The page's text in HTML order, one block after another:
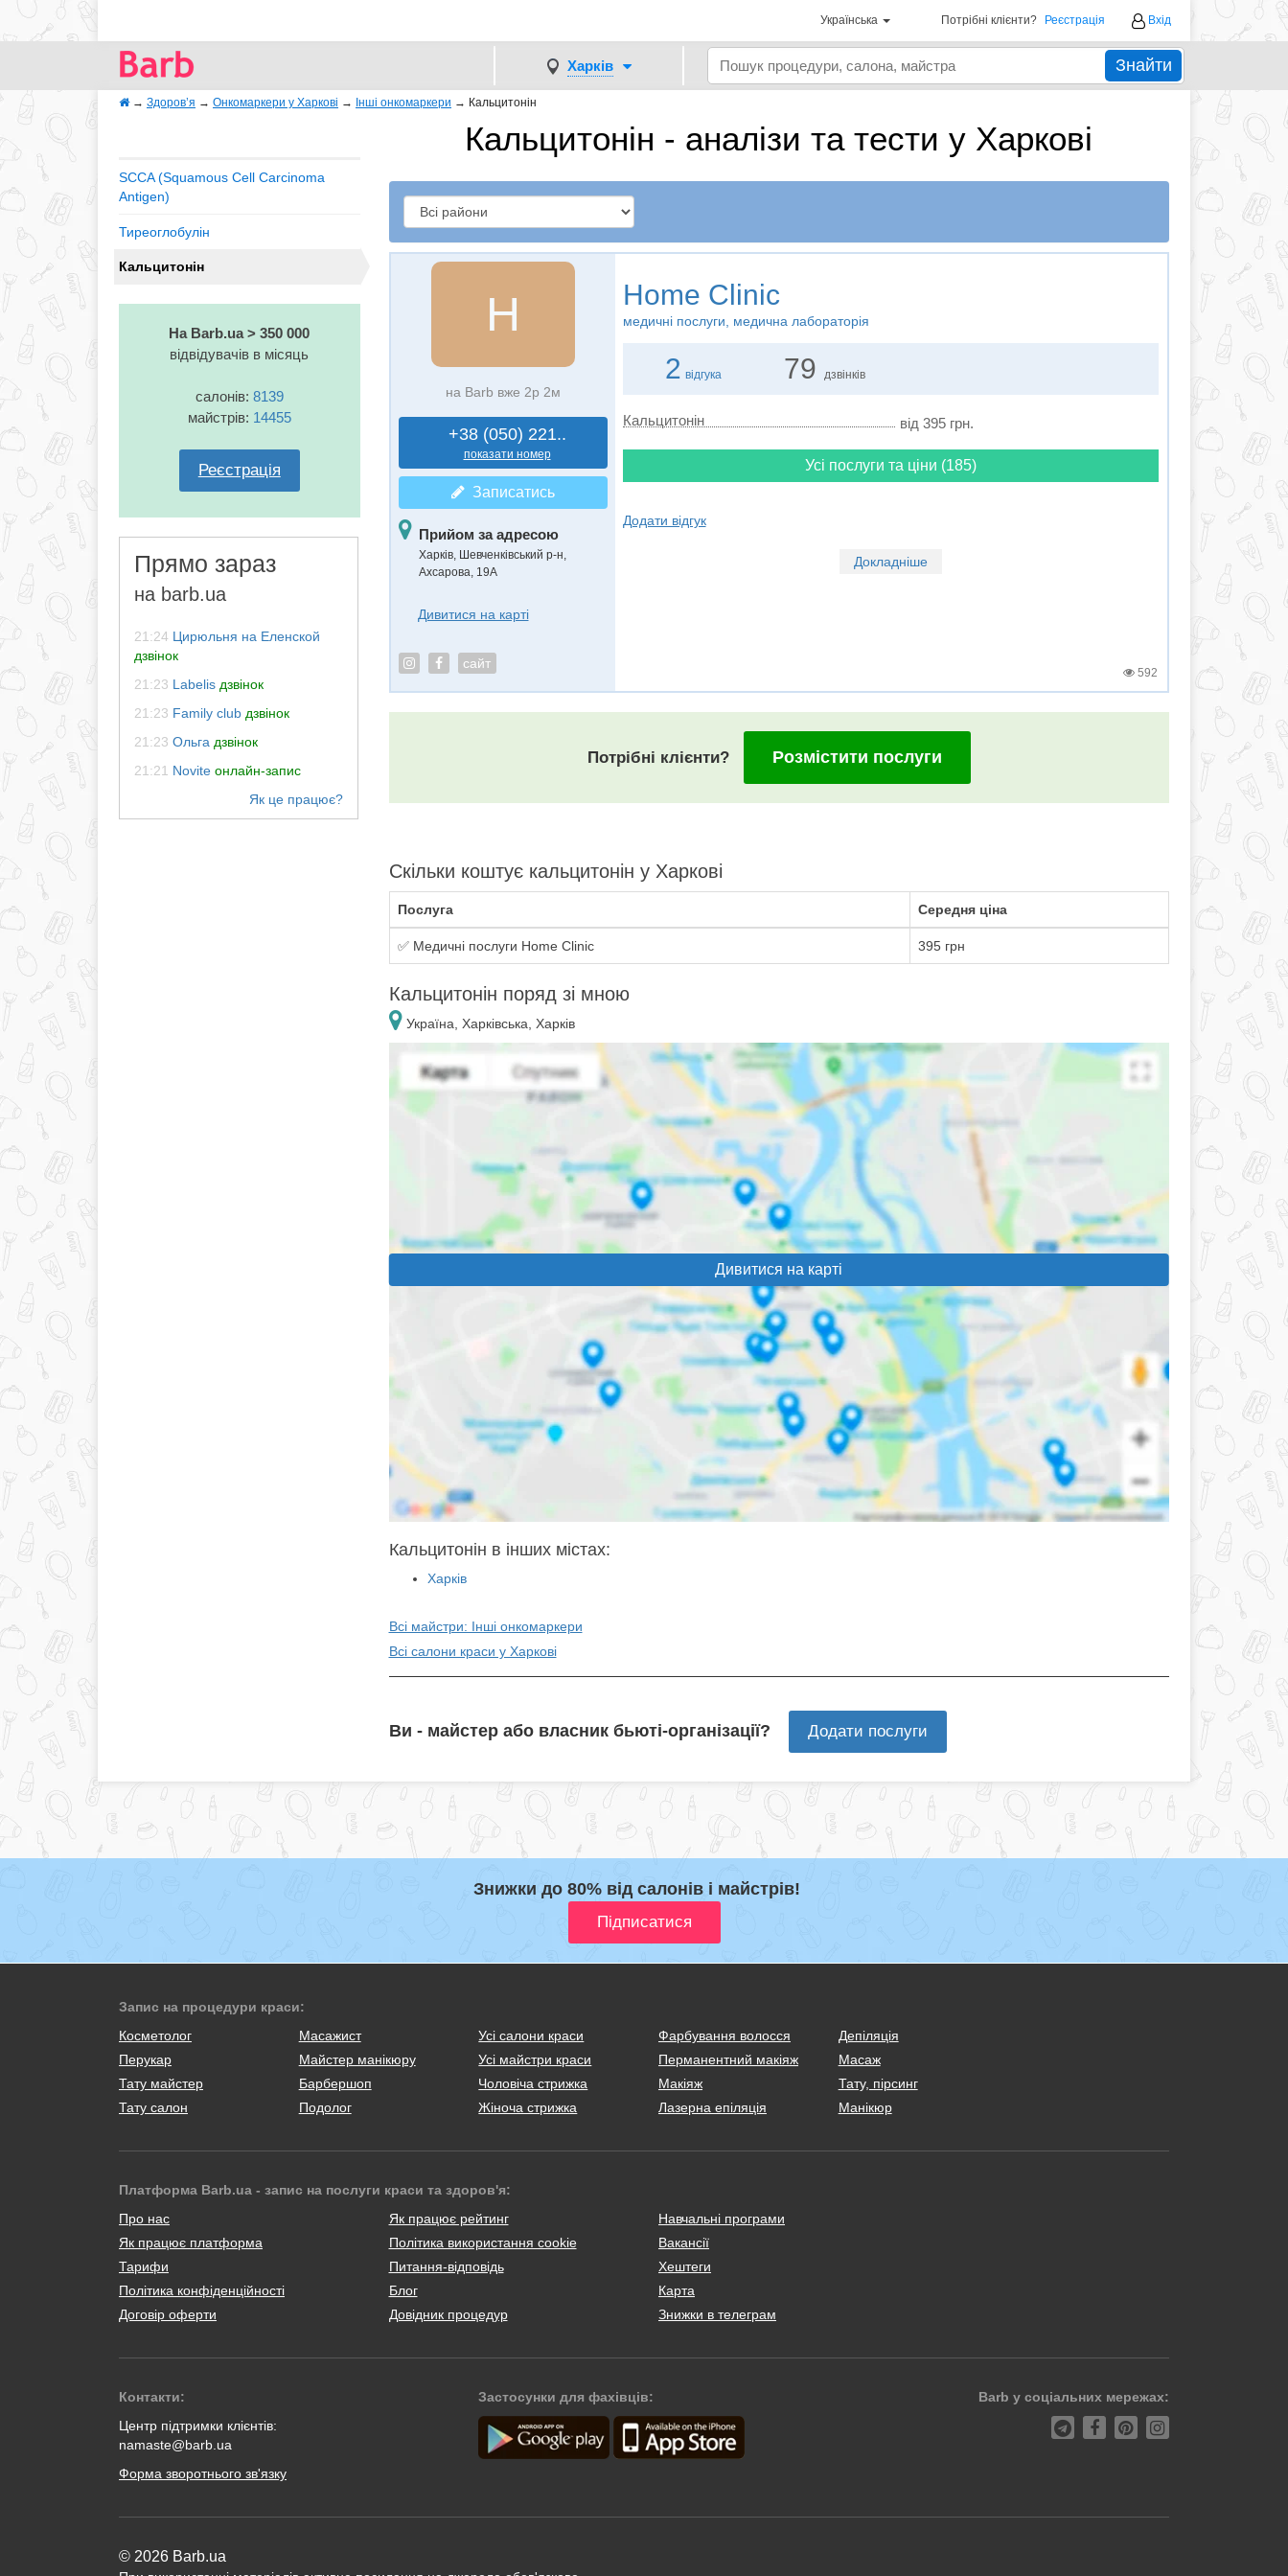
Українська Потрібні клієнти? Реєстрація Вхід
Харків Знайти
→ Здоров’я → Онкомаркери у Харкові → Інші онкомаркери → Кальцитонін
Кальцитонін - аналізи та тести у Харкові
SCCA (Squamous Cell Carcinoma
Antigen)
Тиреоглобулін
Кальцитонін
На Barb.ua > 350 000
відвідувачів в місяць
салонів: 8139
майстрів: 14455
Реєстрація
Прямо зараз
на barb.ua
21:24 Цирюльня на Еленской
дзвінок
21:23 Labelis дзвінок
21:23 Family club дзвінок
21:23 Ольга дзвінок
21:21 Novite онлайн-запис
H
на Barb вже 2р 2м
+38 (050) 221..
показати номер
Записатись
Прийом за адресою
Харків, Шевченківський р-н,
Ахсарова, 19А
Дивитися на карті
сайт
Home Clinic
медичні послуги, медична лабораторія
2 відгука 79 дзвінків
Кальцитонін від 395 грн.
Усі послуги та ціни (185)
Додати відгук
Докладніше
592
Потрібні клієнти? Розмістити послуги
Скільки коштує кальцитонін у Харкові
Послуга Середня ціна
✅ Медичні послуги Home Clinic 395 грн
Кальцитонін поряд зі мною
Україна, Харківська, Харків
Дивитися на карті
Кальцитонін в інших містах:
Харків
Всі майстри: Інші онкомаркери
Всі салони краси у Харкові
Ви - майстер або власник бьюті-організації? Додати послуги
Знижки до 80% від салонів і майстрів!
Запис на процедури краси:
Косметолог
Масажист
Перукар
Майстер манікюру
Тату майстер
Барбершоп
Тату салон
Подолог
Усі салони краси
Усі майстри краси
Чоловіча стрижка
Жіноча стрижка
Фарбування волосся
Перманентний макіяж
Макіяж
Лазерна епіляція
Депіляція
Масаж
Тату, пірсинг
Манікюр
Платформа Barb.ua - запис на послуги краси та здоров'я:
Про нас
Як працює платформа
Тарифи
Політика конфіденційності
Договір оферти
Як працює рейтинг
Політика використання cookie
Питання-відповідь
Блог
Довідник процедур
Навчальні програми
Вакансії
Хештеги
Карта
Знижки в телеграм
Контакти:
Центр підтримки клієнтів:
namaste@barb.ua
Форма зворотнього зв'язку
Застосунки для фахівців: Barb у соціальних мережах:
© 2026 Barb.ua